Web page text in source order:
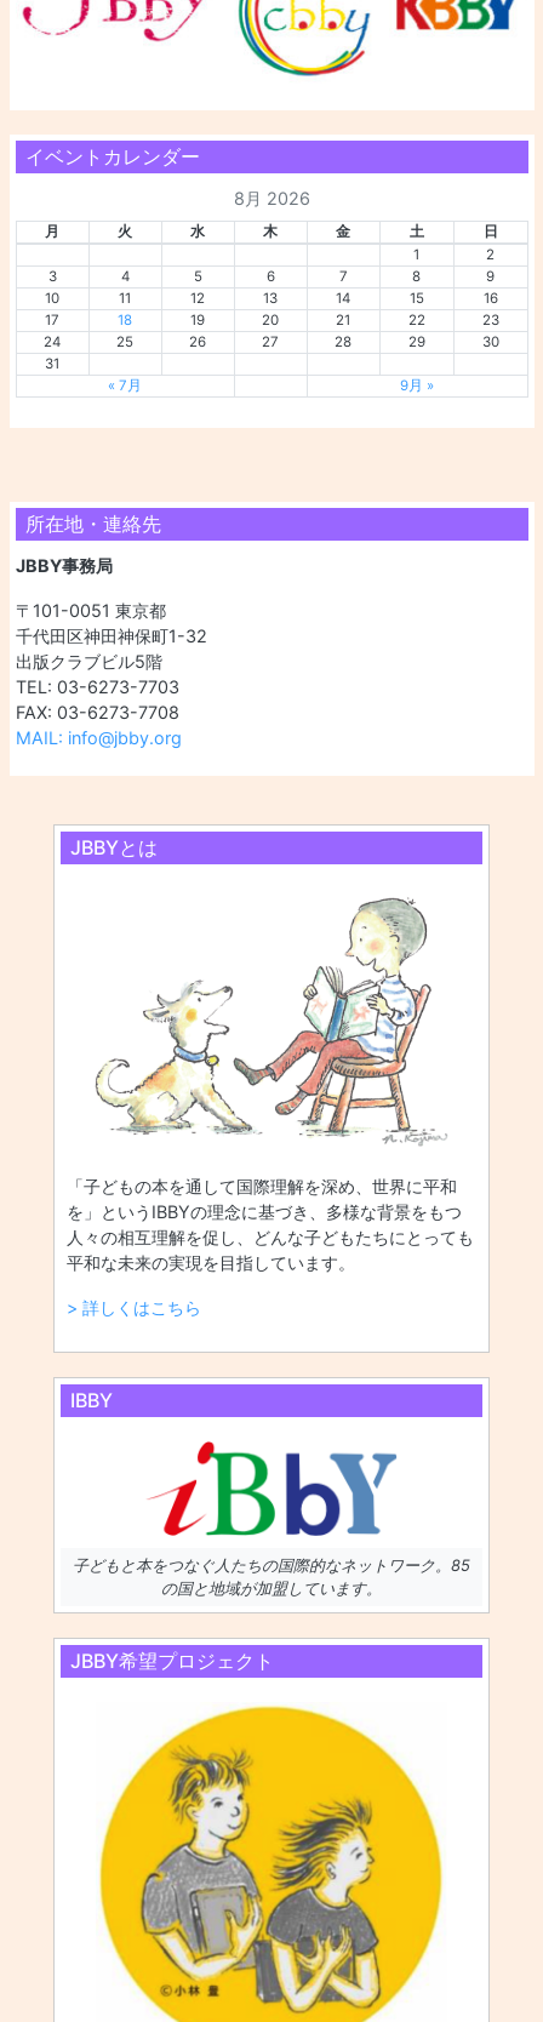
イベントカレンダー
8月 2026
月 火 水 木 金 土
日
1
2
3
4 5 6 7 8
9
10
11 12 13 14 15
16
17
18 19 20 21 22
23
24
25 26 27 28 29
30
31
« 7月
9月 »
所在地・連絡先
JBBY事務局
〒101-0051 東京都
千代田区神田神保町1-32
出版クラブビル5階
TEL: 03-6273-7703
FAX: 03-6273-7708
MAIL: info@jbby.org
JBBYとは
「子どもの本を通して国際理解を深め、世界に平和
を」というIBBYの理念に基づき、多様な背景をもつ
人々の相互理解を促し、どんな子どもたちにとっても
平和な未来の実現を目指しています。
> 詳しくはこちら
IBBY
子どもと本をつなぐ人たちの国際的なネットワーク。85
の国と地域が加盟しています。
JBBY希望プロジェクト